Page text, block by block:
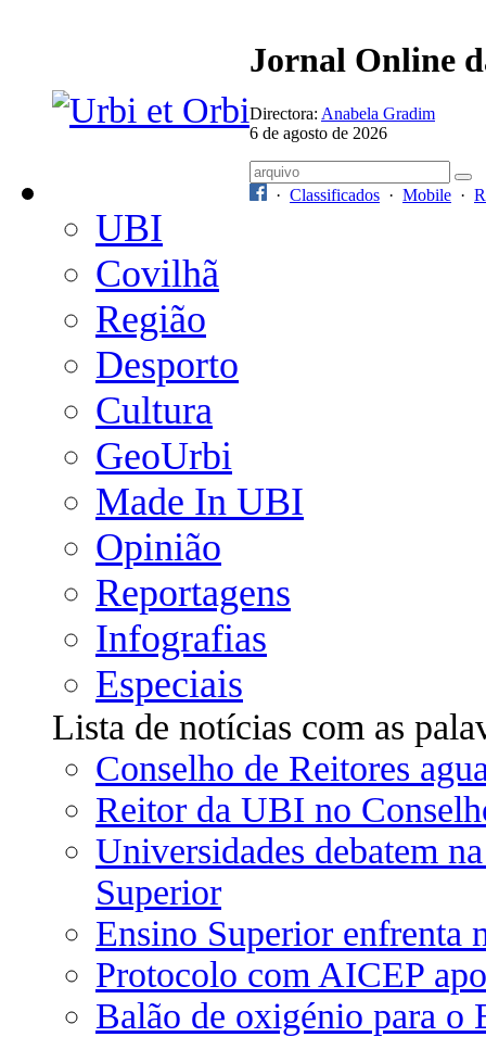
Jornal Online
Directora: Anabela Gradim
6 de agosto de 2026
· Classificados · Mobile ·
UBI
Covilhã
Região
Desporto
Cultura
GeoUrbi
Made In UBI
Opinião
Reportagens
Infografias
Especiais
Lista de notícias com as
Conselho de Reitores
Reitor da UBI no
Universidades debatem
Superior
Ensino Superior enfrenta
Protocolo com AICEP
Balão de oxigénio para o